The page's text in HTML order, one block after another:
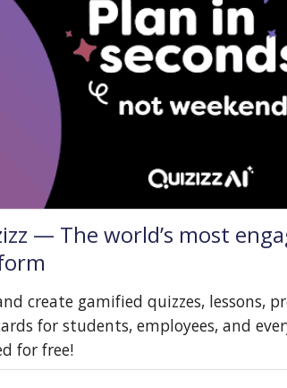
— The world’s most
create gamified quizzes, lessons,
for students, employees, and
for free!